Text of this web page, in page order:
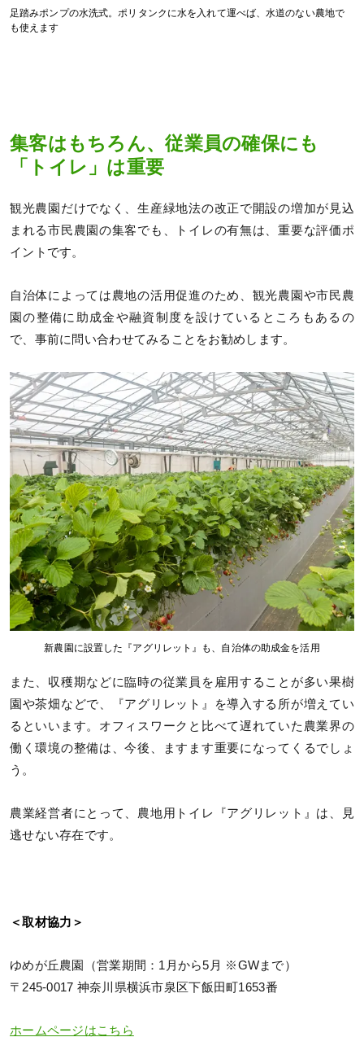
足踏みポンプの水洗式。ポリタンクに水を入れて運べば、水道のない農地で
も使えます
集客はもちろん、従業員の確保にも
「トイレ」は重要
観光農園だけでなく、生産緑地法の改正で開設の増加が見込
まれる市民農園の集客でも、トイレの有無は、重要な評価ポ
イントです。
自治体によっては農地の活用促進のため、観光農園や市民農
園の整備に助成金や融資制度を設けているところもあるの
で、事前に問い合わせてみることをお勧めします。
新農園に設置した『アグリレット』も、自治体の助成金を活用
また、収穫期などに臨時の従業員を雇用することが多い果樹
園や茶畑などで、『アグリレット』を導入する所が増えてい
るといいます。オフィスワークと比べて遅れていた農業界の
働く環境の整備は、今後、ますます重要になってくるでしょ
う。
農業経営者にとって、農地用トイレ『アグリレット』は、見
逃せない存在です。
＜取材協力＞
ゆめが丘農園（営業期間：1月から5月 ※GWまで）
〒245-0017 神奈川県横浜市泉区下飯田町1653番
ホームページはこちら